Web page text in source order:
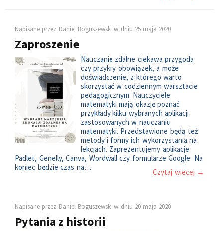
Napisane przez Daniel Boguszewskiw dniu 25 maja 2020
Zaproszenie
Nauczanie zdalne ciekawa przygoda
czy przykry obowiązek, a może
doświadczenie, z którego warto
skorzystać w codziennym warsztacie
pedagogicznym. Nauczyciele
matematyki mają okazję poznać
przykłady kilku wybranych aplikacji
zastosowanych w nauczaniu
matematyki. Przedstawione będą też
metody i formy ich wykorzystania na
lekcjach. Zaprezentujemy aplikacje
Padlet, Genelly, Canva, Wordwall czy formularze Google. Na
koniec będzie czas na…
Czytaj wiecej →
Napisane przez Daniel Boguszewskiw dniu 20 maja 2020
Pytania z historii